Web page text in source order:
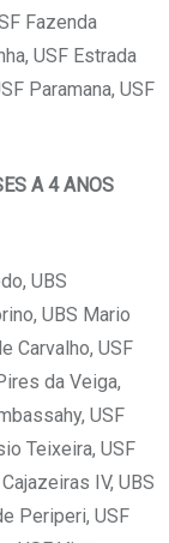
Fazenda
USF Estrada
Paramana, USF
A 4 ANOS
UBS
UBS Mario
Carvalho, USF
da Veiga,
USF
Teixeira, USF
IV, UBS
Periperi, USF